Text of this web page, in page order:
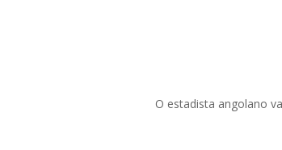
O estadista angolano